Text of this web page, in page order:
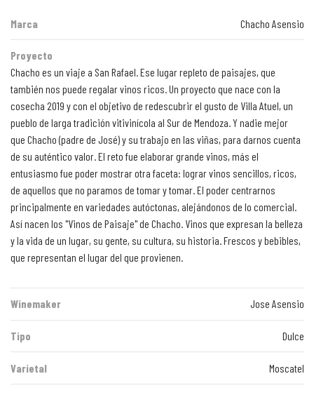
Marca Chacho Asensio
Proyecto
Chacho es un viaje a San Rafael. Ese lugar repleto de paisajes, que
también nos puede regalar vinos ricos. Un proyecto que nace con la
cosecha 2019 y con el objetivo de redescubrir el gusto de Villa Atuel, un
pueblo de larga tradición vitivinícola al Sur de Mendoza. Y nadie mejor
que Chacho (padre de José) y su trabajo en las viñas, para darnos cuenta
de su auténtico valor. El reto fue elaborar grande vinos, más el
entusiasmo fue poder mostrar otra faceta: lograr vinos sencillos, ricos,
de aquellos que no paramos de tomar y tomar. El poder centrarnos
principalmente en variedades autóctonas, alejándonos de lo comercial.
Así nacen los "Vinos de Paisaje" de Chacho. Vinos que expresan la belleza
y la vida de un lugar, su gente, su cultura, su historia. Frescos y bebibles,
que representan el lugar del que provienen.
Winemaker Jose Asensio
Tipo Dulce
Varietal Moscatel